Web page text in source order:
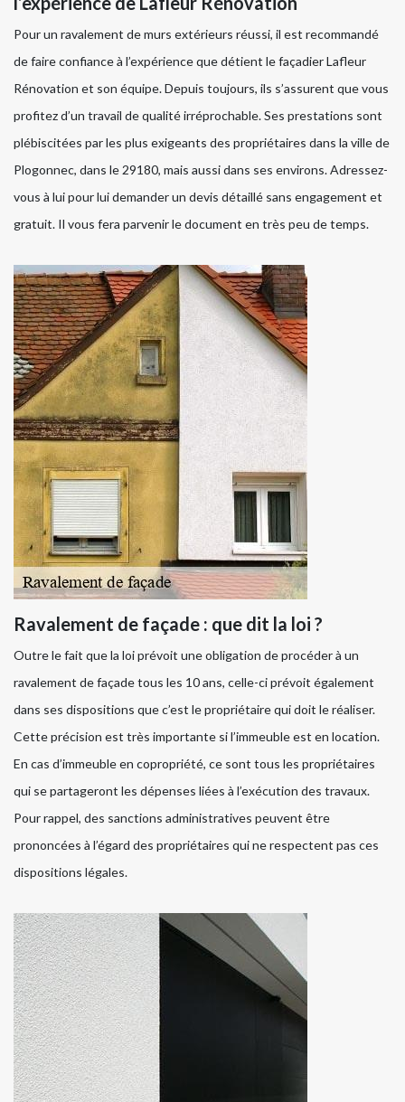
Pour un ravalement de murs extérieurs réussi, il est recommandé
de faire confiance à l’expérience que détient le façadier Lafleur
Rénovation et son équipe. Depuis toujours, ils s’assurent que vous
profitez d’un travail de qualité irréprochable. Ses prestations sont
plébiscitées par les plus exigeants des propriétaires dans la ville de
Plogonnec, dans le 29180, mais aussi dans ses environs. Adressez-
vous à lui pour lui demander un devis détaillé sans engagement et
gratuit. Il vous fera parvenir le document en très peu de temps.
Ravalement de façade : que dit la loi ?
Outre le fait que la loi prévoit une obligation de procéder à un
ravalement de façade tous les 10 ans, celle-ci prévoit également
dans ses dispositions que c’est le propriétaire qui doit le réaliser.
Cette précision est très importante si l’immeuble est en location.
En cas d’immeuble en copropriété, ce sont tous les propriétaires
qui se partageront les dépenses liées à l’exécution des travaux.
Pour rappel, des sanctions administratives peuvent être
prononcées à l’égard des propriétaires qui ne respectent pas ces
dispositions légales.